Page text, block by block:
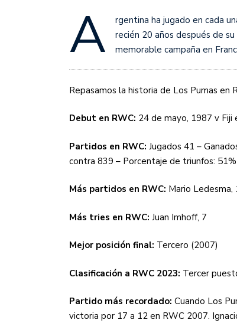
A
rgentina ha jugado en cada
recién 20 años después de
memorable campaña en
Repasamos la historia de Los Pumas en
Debut en RWC: 24 de mayo, 1987 v Fiji
Partidos en RWC: Jugados 41 –
contra 839 – Porcentaje de triunfos: 51%
Más partidos en RWC: Mario
Más tries en RWC: Juan Imhoff, 7
Mejor posición final: Tercero (2007)
Clasificación a RWC 2023: Tercer
Partido más recordado: Cuando Los
victoria por 17 a 12 en RWC 2007.